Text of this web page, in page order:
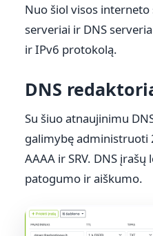
Nuo šiol visos
serveriai ir DNS
ir IPv6 protokolą.
DNS
Su šiuo atnaujinimu
galimybę administruoti
AAAA ir SRV. DNS
patogumo ir aiškumo.